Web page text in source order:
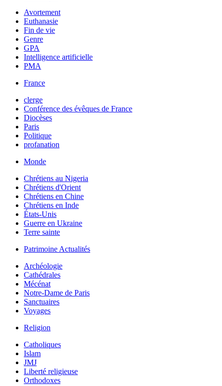
Avortement
Euthanasie
Fin de vie
Genre
GPA
Intelligence artificielle
PMA
France
clerge
Conférence des évêques de France
Diocèses
Paris
Politique
profanation
Monde
Chrétiens au Nigeria
Chrétiens d'Orient
Chrétiens en Chine
Chrétiens en Inde
États-Unis
Guerre en Ukraine
Terre sainte
Patrimoine Actualités
Archéologie
Cathédrales
Mécénat
Notre-Dame de Paris
Sanctuaires
Voyages
Religion
Catholiques
Islam
JMJ
Liberté religieuse
Orthodoxes